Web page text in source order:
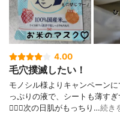
4.00
毛穴撲滅したい！
モノシル様よりキャンペーン
っぷりの液で、シートも薄す
🙆🏻‍♀️次の日肌がもっちり…続き